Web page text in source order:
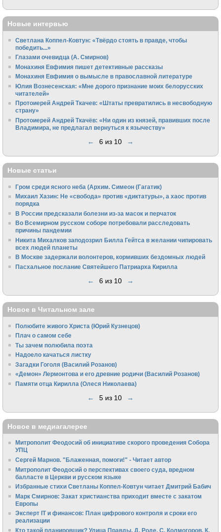
Новые интервью
Светлана Коппел-Ковтун: «Твёрдо стоять в правде, чтобы
победить...»
Глазами очевидца (А. Смирнов)
Монахиня Евфимия пишет детективные рассказы
Монахиня Евфимия о вымысле в православной литературе
Юлия Вознесенская: «Мне дорого признание моих белорусских
читателей»
Протоиерей Андрей Ткачев: «Штаты превратились в несвободную
страну»
Протоиерей Андрей Ткачёв: «Ни один из князей, правивших после
Владимира, не предлагал вернуться к язычеству»
← 6 из 10 →
Новые статьи
Гром среди ясного неба (Архим. Симеон (Гагатик)
Михаил Хазин: Не «свобода» против «диктатуры», а хаос против
порядка
В России предсказали болезни из-за масок и перчаток
Во Всемирном русском соборе потребовали расследовать
причины пандемии
Никита Михалков заподозрил Билла Гейтса в желании чипировать
всех людей планеты
В Москве задержали волонтеров, кормивших бездомных людей
Пасхальное послание Святейшего Патриарха Кирилла
← 6 из 10 →
Новое в Читальном зале
Полюбите живого Христа (Юрий Кузнецов)
Плач о самом себе
Ты зачем полюбила поэта
Надоело качаться листку
Загадки Гоголя (Василий Розанов)
«Демон» Лермонтова и его древние родичи (Василий Розанов)
Памяти отца Кирилла (Олеся Николаева)
← 5 из 10 →
Новое в медиагалерее
Митрополит Феодосий об инициативе скорого проведения Собора
УПЦ
Сергей Марнов. "Блаженная, помоги!" - Читает автор
Митрополит Феодосий о перспективах своего суда, вредном
балласте в Церкви и русском языке
Избранные стихи Светланы Коппел-Ковтун читает Дмитрий Бабич
Марк Смирнов: Закат христианства приходит вместе с закатом
Европы
Эксперт IT и финансов: План цифрового контроля и сроки его
реализации
Кто такой планировщик? Улица Правды. Д. Роде, С. Колмогоров, К.